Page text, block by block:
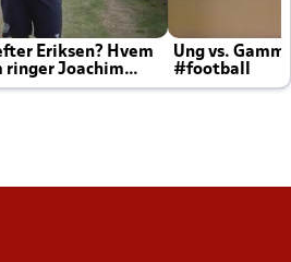
Eriksen? Hvem
ringer Joachim
Ung vs.
#football